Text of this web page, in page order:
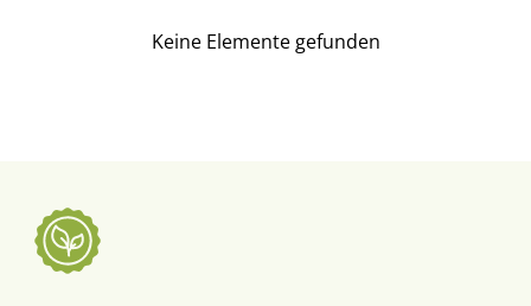
Keine Elemente gefunden